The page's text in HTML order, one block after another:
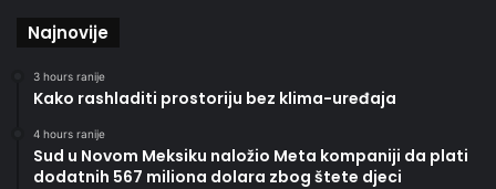
Najnovije
3 hours ranije
Kako rashladiti prostoriju bez klima-uređaja
4 hours ranije
Sud u Novom Meksiku naložio Meta kompaniji da plati
dodatnih 567 miliona dolara zbog štete djeci